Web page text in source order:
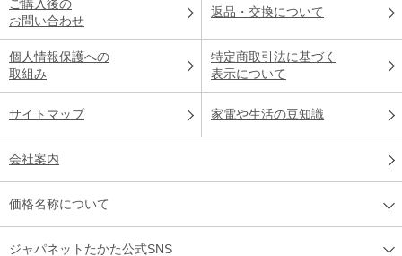
ご購入後の
お問い合わせ
返品・交換について
個人情報保護への
取組み
特定商取引法に基づく
表示について
サイトマップ 家電や生活の豆知識
会社案内
価格名称について
ジャパネットたかた公式SNS